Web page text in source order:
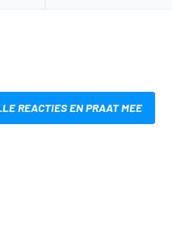
REACTIES EN PRAAT MEE